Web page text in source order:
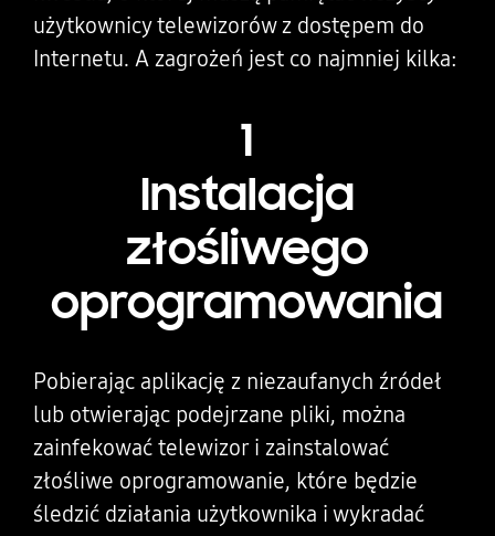
użytkownicy telewizorów z dostępem do
Internetu. A zagrożeń jest co najmniej kilka:
1
Instalacja
złośliwego
oprogramowania
Pobierając aplikację z niezaufanych źródeł
lub otwierając podejrzane pliki, można
zainfekować telewizor i zainstalować
złośliwe oprogramowanie, które będzie
śledzić działania użytkownika i wykradać